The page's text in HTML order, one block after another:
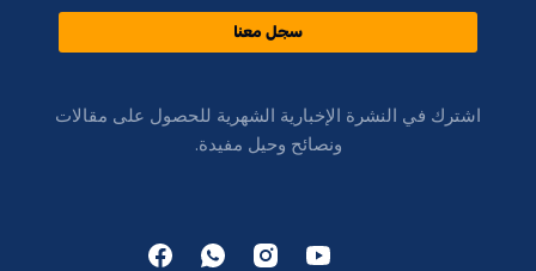
سجل معنا
اشترك في النشرة الإخبارية الشهرية للحصول على مقالات
ونصائح وحيل مفيدة.